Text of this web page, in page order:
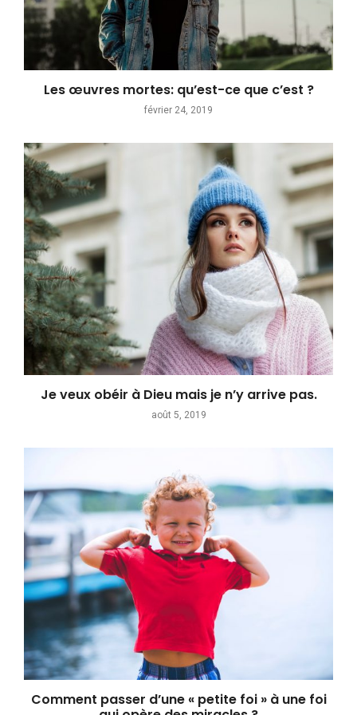
Les œuvres mortes: qu’est-ce que c’est ?
février 24, 2019
Je veux obéir à Dieu mais je n’y arrive pas.
août 5, 2019
Comment passer d’une « petite foi » à une foi